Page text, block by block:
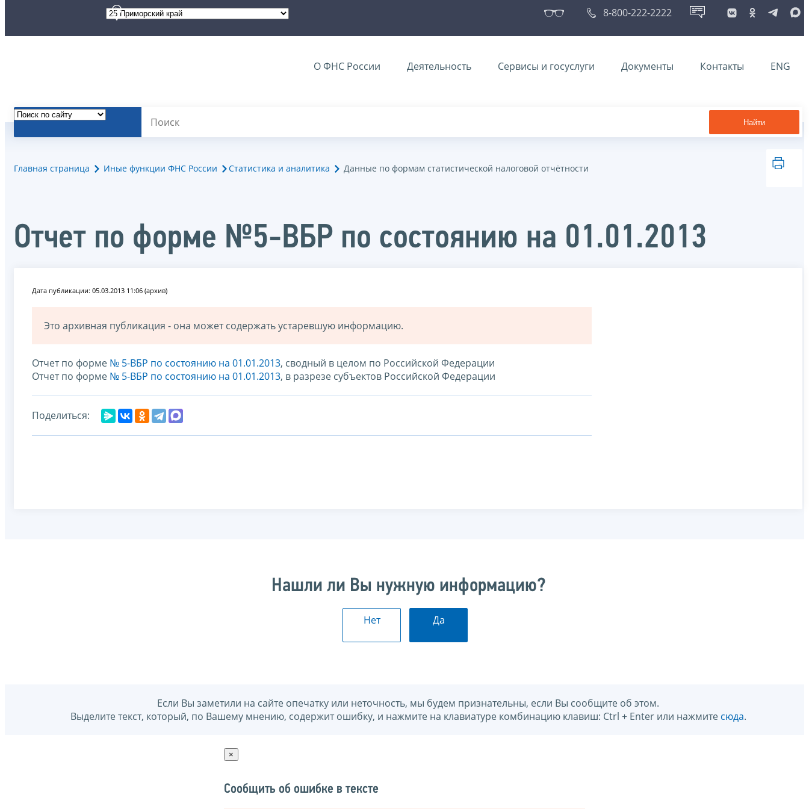
8-800-222-2222
О ФНС России Деятельность Сервисы и госуслуги Документы Контакты ENG
Найти
Главная страница Иные функции ФНС России Статистика и аналитика Данные по формам статистической налоговой отчётности
Отчет по форме №5-ВБР по состоянию на 01.01.2013
Дата публикации: 05.03.2013 11:06 (архив)
Это архивная публикация - она может содержать устаревшую информацию.
Отчет по форме № 5-ВБР по состоянию на 01.01.2013, сводный в целом по Российской Федерации
Отчет по форме № 5-ВБР по состоянию на 01.01.2013, в разрезе субъектов Российской Федерации
Поделиться:
Нашли ли Вы нужную информацию?
Нет Да
Если Вы заметили на сайте опечатку или неточность, мы будем признательны, если Вы сообщите об этом.
Выделите текст, который, по Вашему мнению, содержит ошибку, и нажмите на клавиатуре комбинацию клавиш: Ctrl + Enter или нажмите сюда.
×
Сообщить об ошибке в тексте